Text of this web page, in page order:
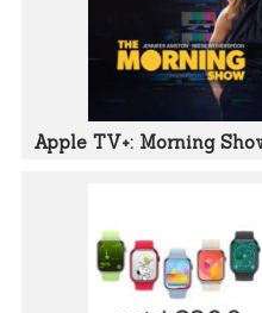
Apple TV+: Morning